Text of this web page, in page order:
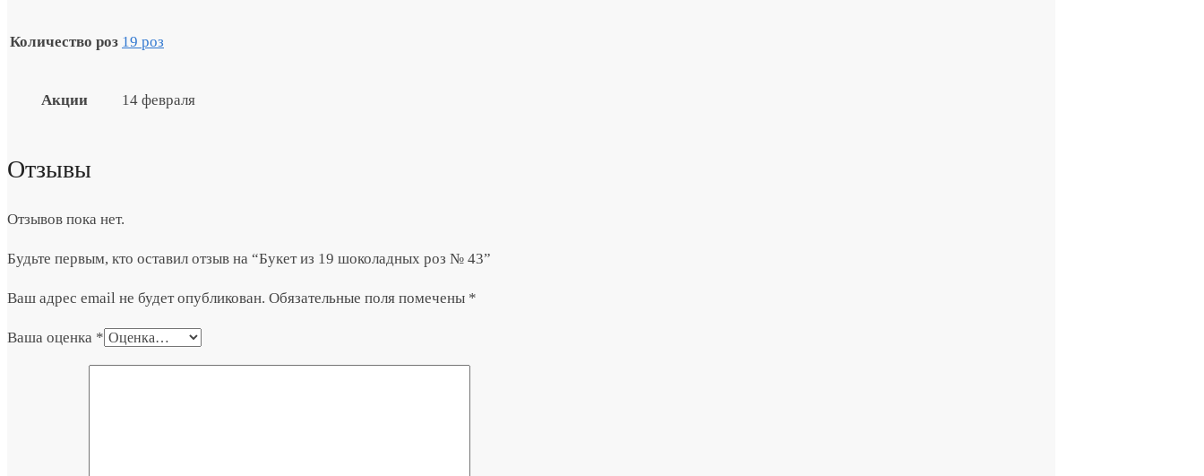
Количество роз 19 роз
Акции 14 февраля
Отзывы
Отзывов пока нет.
Будьте первым, кто оставил отзыв на “Букет из 19 шоколадных роз № 43”
Ваш адрес email не будет опубликован. Обязательные поля помечены *
Ваша оценка *